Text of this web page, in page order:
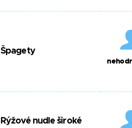
Špagety
Rýžové nudle široké